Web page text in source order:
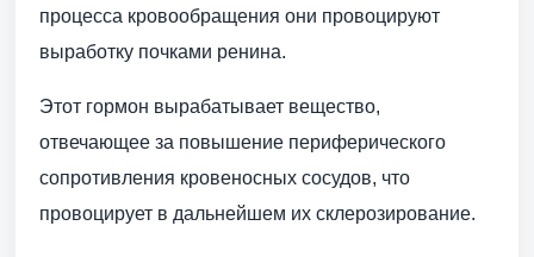
процесса кровообращения они провоцируют
выработку почками ренина.
Этот гормон вырабатывает вещество,
отвечающее за повышение периферического
сопротивления кровеносных сосудов, что
провоцирует в дальнейшем их склерозирование.